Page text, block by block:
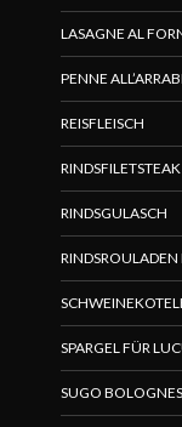
LASAGNE AL
PENNE
REISFLEISCH
RINDSFILETSTEAK
RINDSGULASCH
SPARGEL FÜR
SUGO